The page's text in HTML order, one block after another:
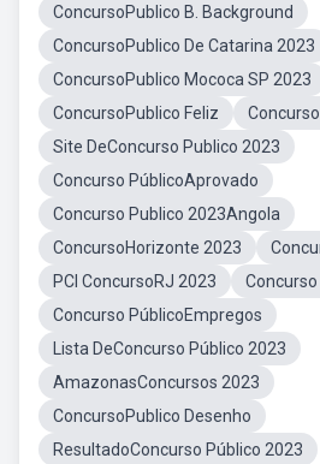
ConcursoPublico B. Background
ConcursoPublico De Catarina 2023
ConcursoPublico Mococa SP 2023
ConcursoPublico Feliz
Site DeConcurso Publico 2023
Concurso PúblicoAprovado
Concurso Publico 2023Angola
ConcursoHorizonte 2023
PCI ConcursoRJ 2023
Concurso PúblicoEmpregos
Lista DeConcurso Público 2023
AmazonasConcursos 2023
ConcursoPublico Desenho
ResultadoConcurso Público 2023